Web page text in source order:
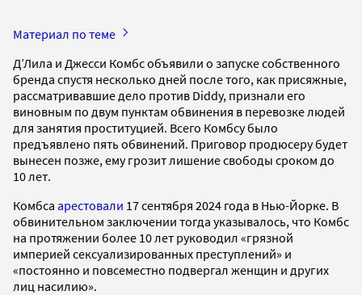
Материал по теме
Д’Лила и Джесси Комбс объявили о запуске собственного
бренда спустя несколько дней после того, как присяжные,
рассматривавшие дело против Diddy, признали его
виновным по двум пунктам обвинения в перевозке людей
для занятия проституцией. Всего Комбсу было
предъявлено пять обвинений. Приговор продюсеру будет
вынесен позже, ему грозит лишение свободы сроком до
10 лет.
Комбса арестовали 17 сентября 2024 года в Нью-Йорке. В
обвинительном заключении тогда указывалось, что Комбс
на протяжении более 10 лет руководил «грязной
империей сексуализированных преступлений» и
«постоянно и повсеместно подвергал женщин и других
лиц насилию».